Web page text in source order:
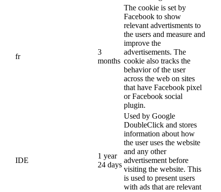
fr
3
months
The cookie is set by
Facebook to show
relevant advertisments to
the users and measure and
improve the
advertisements. The
cookie also tracks the
behavior of the user
across the web on sites
that have Facebook pixel
or Facebook social
plugin.
IDE
1 year
24 days
Used by Google
DoubleClick and stores
information about how
the user uses the website
and any other
advertisement before
visiting the website. This
is used to present users
with ads that are relevant